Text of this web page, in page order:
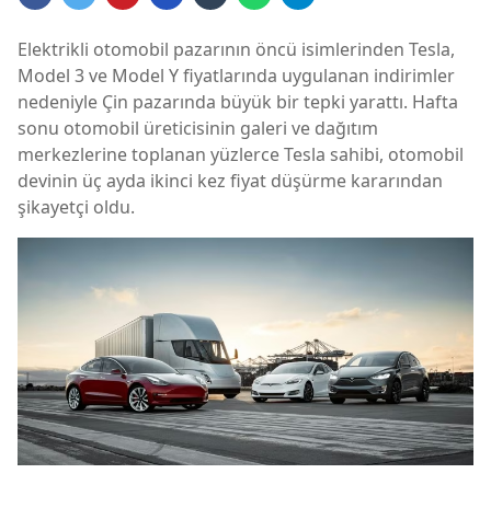
Elektrikli otomobil pazarının öncü isimlerinden Tesla,
Model 3 ve Model Y fiyatlarında uygulanan indirimler
nedeniyle Çin pazarında büyük bir tepki yarattı. Hafta
sonu otomobil üreticisinin galeri ve dağıtım
merkezlerine toplanan yüzlerce Tesla sahibi, otomobil
devinin üç ayda ikinci kez fiyat düşürme kararından
şikayetçi oldu.